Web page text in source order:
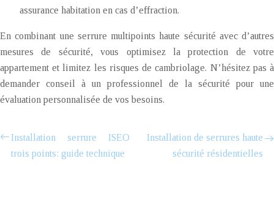
assurance habitation en cas d’effraction.
En combinant une serrure multipoints haute sécurité avec d’autres
mesures de sécurité, vous optimisez la protection de votre
appartement et limitez les risques de cambriolage. N’hésitez pas à
demander conseil à un professionnel de la sécurité pour une
évaluation personnalisée de vos besoins.
Installation serrure ISEO
trois points: guide technique
Installation de serrures haute
sécurité résidentielles